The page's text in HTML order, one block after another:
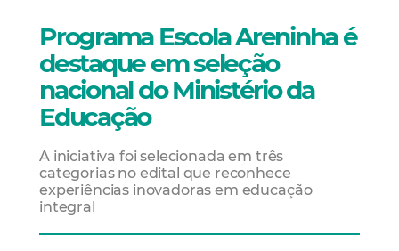
Programa Escola Areninha é
destaque em seleção
nacional do Ministério da
Educação
A iniciativa foi selecionada em três
categorias no edital que reconhece
experiências inovadoras em educação
integral